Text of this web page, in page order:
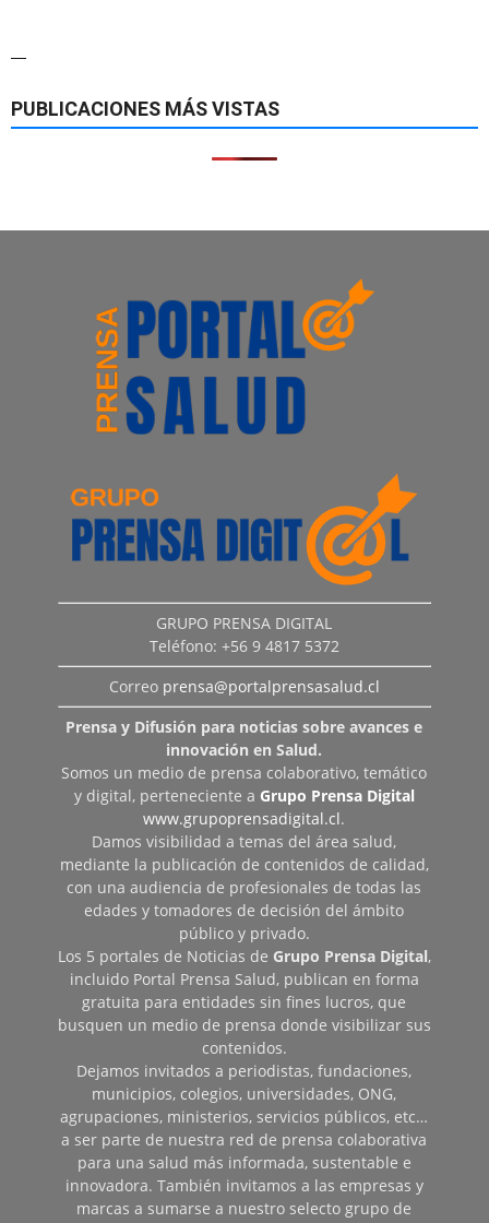
—
PUBLICACIONES MÁS VISTAS
GRUPO PRENSA DIGITAL
Teléfono: +56 9 4817 5372
Correo prensa@portalprensasalud.cl
Prensa y Difusión para noticias sobre avances e
innovación en Salud.
Somos un medio de prensa colaborativo, temático
y digital, perteneciente a Grupo Prensa Digital
www.grupoprensadigital.cl.
Damos visibilidad a temas del área salud,
mediante la publicación de contenidos de calidad,
con una audiencia de profesionales de todas las
edades y tomadores de decisión del ámbito
público y privado.
Los 5 portales de Noticias de Grupo Prensa Digital,
incluido Portal Prensa Salud, publican en forma
gratuita para entidades sin fines lucros, que
busquen un medio de prensa donde visibilizar sus
contenidos.
Dejamos invitados a periodistas, fundaciones,
municipios, colegios, universidades, ONG,
agrupaciones, ministerios, servicios públicos, etc…
a ser parte de nuestra red de prensa colaborativa
para una salud más informada, sustentable e
innovadora. También invitamos a las empresas y
marcas a sumarse a nuestro selecto grupo de